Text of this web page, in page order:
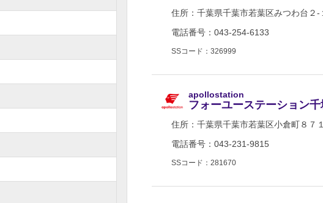
住所： 千葉県千葉市若葉区みつわ台２-
電話番号：043-254-6133
SSコード：326999
apollostation
フォーユーステーション
住所： 千葉県千葉市若葉区小倉町８７
電話番号：043-231-9815
SSコード：281670